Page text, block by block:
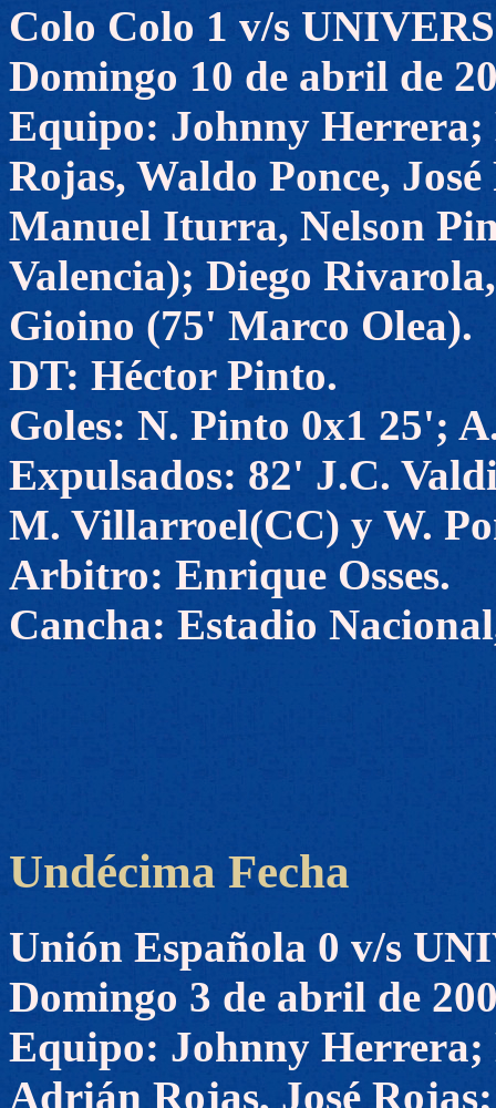
Colo Colo 1 v/s
Domingo 10 de abril de
Equipo: Johnny Herrera;
Rojas, Waldo Ponce,
Manuel Iturra, Nelson
Valencia); Diego
Gioino (75' Marco Olea).
DT: Héctor Pinto.
Goles: N. Pinto 0x1 25';
Expulsados: 82' J.C.
M. Villarroel(CC) y W.
Arbitro: Enrique Osses.
Cancha: Estadio
Undécima Fecha
Unión Española 0 v/s
Domingo 3 de abril de
Equipo: Johnny Herrera;
Adrián Rojas, José